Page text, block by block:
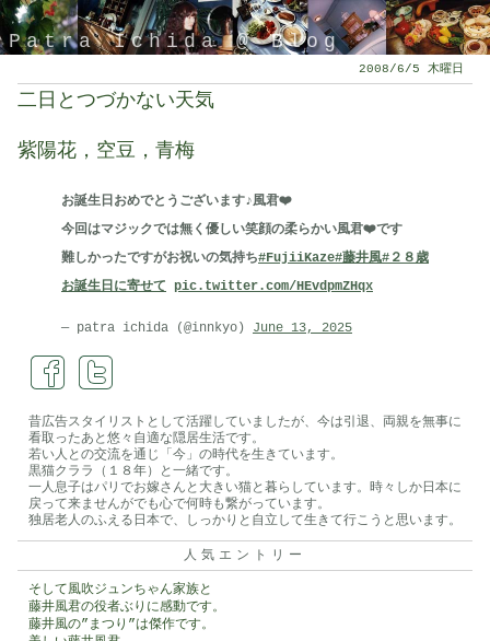
Patra Ichida @ Blog
引退したスタイリストの隠居ブログ
2008/6/5 木曜日
二日とつづかない天気
紫陽花，空豆，青梅
お誕生日おめでとうございます♪風君❤️
今回はマジックでは無く優しい笑顔の柔らかい風君❤️です
難しかったですがお祝いの気持ち#FujiiKaze#藤井風#２８歳
お誕生日に寄せて pic.twitter.com/HEvdpmZHqx
— patra ichida (@innkyo) June 13, 2025
昔広告スタイリストとして活躍していましたが、今は引退、両親を無事に
看取ったあと悠々自適な隠居生活です。
若い人との交流を通じ「今」の時代を生きています。
黒猫クララ（１８年）と一緒です。
一人息子はパリでお嫁さんと大きい猫と暮らしています。時々しか日本に
戻って来ませんがでも心で何時も繋がっています。
独居老人のふえる日本で、しっかりと自立して生きて行こうと思います。
人気エントリー
そして風吹ジュンちゃん家族と
藤井風君の役者ぶりに感動です。
藤井風の”まつり”は傑作です。